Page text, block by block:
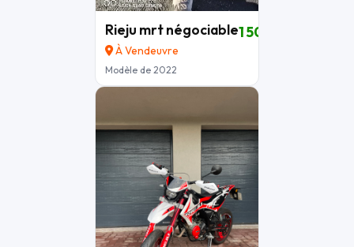
Rieju mrt négociable
À Vendeuvre
Modèle de 2022
1 500 €